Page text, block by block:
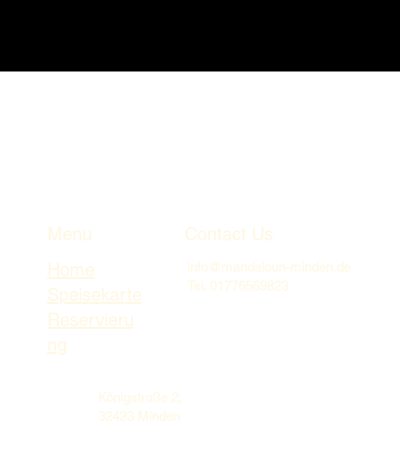
Menu
Contact Us
Home
Speisekarte
Reservieru
ng
info@mandaloun-minden.de
Tel. 01776569823
Königstraße 2,
32423 Minden